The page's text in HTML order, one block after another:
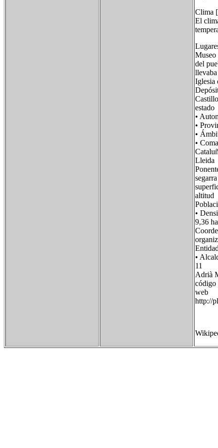
Clima
El
Museo
del
Iglesia
estado
•
•
•
•
Lleida
segarra
altitud
•
9,36
•
11
Adrià
http://